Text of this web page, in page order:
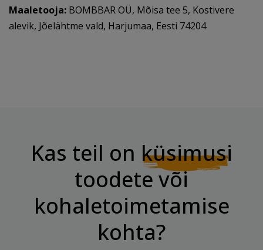
Maaletooja: BOMBBAR OÜ, Mõisa tee 5, Kostivere
alevik, Jõelähtme vald, Harjumaa, Eesti 74204
Kas teil on küsimusi
toodete või
kohaletoimetamise
kohta?